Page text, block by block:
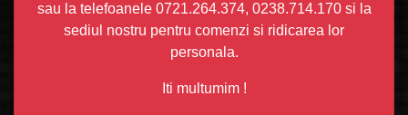
sau la telefoanele 0721.264.374, 0238.714.170 si la
sediul nostru pentru comenzi si ridicarea lor
personala.
Iti multumim !